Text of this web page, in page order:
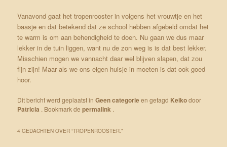
Vanavond gaat het tropenrooster in volgens het vrouwtje en het
baasje en dat betekend dat ze school hebben afgebeld omdat het
te warm is om aan behendigheid te doen. Nu gaan we dus maar
lekker in de tuin liggen, want nu de zon weg is is dat best lekker.
Misschien mogen we vannacht daar wel blijven slapen, dat zou
fijn zijn! Maar als we ons eigen huisje in moeten is dat ook goed
hoor.
Dit bericht werd geplaatst inGeen categorieen getagd Keikodoor
Patricia . Bookmark depermalink .
4 GEDACHTEN OVER “TROPENROOSTER.”